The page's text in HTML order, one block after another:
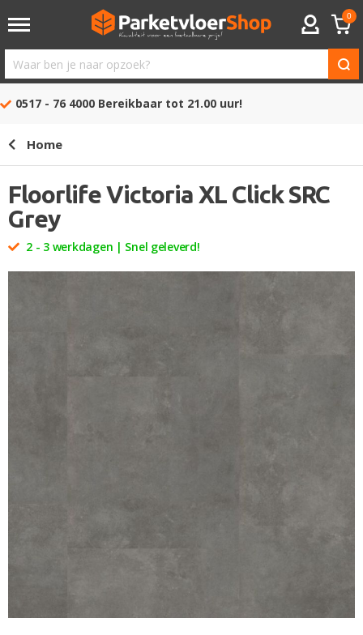
ACCOUNT
0
Waar
ben
opzoek?
0517 - 76 4000 Bereikbaar tot 21.00 uur!
Home
Floorlife Victoria XL Click SRC
Grey
2 - 3 werkdagen | Snel geleverd!